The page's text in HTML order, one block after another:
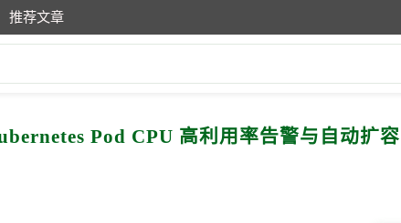
推荐文章
Pod CPU 高利用率告警与自动扩容